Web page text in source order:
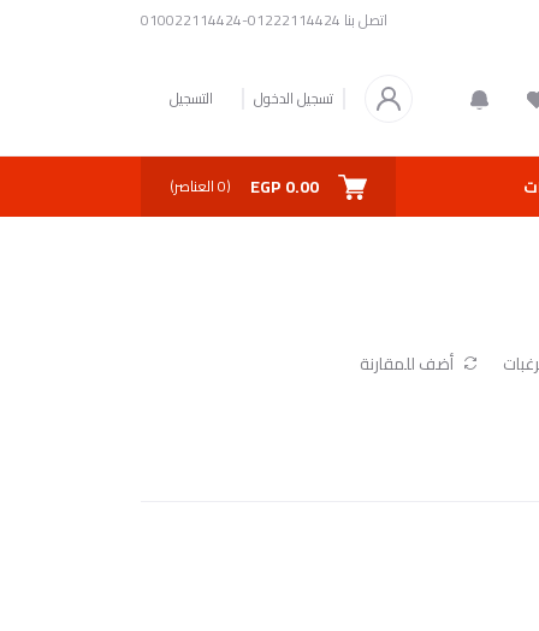
اتصل بنا 01222114424-010022114424
تسجيل الدخول التسجيل
0.00 EGP
(
0العناصر)
أضف للمقارنة